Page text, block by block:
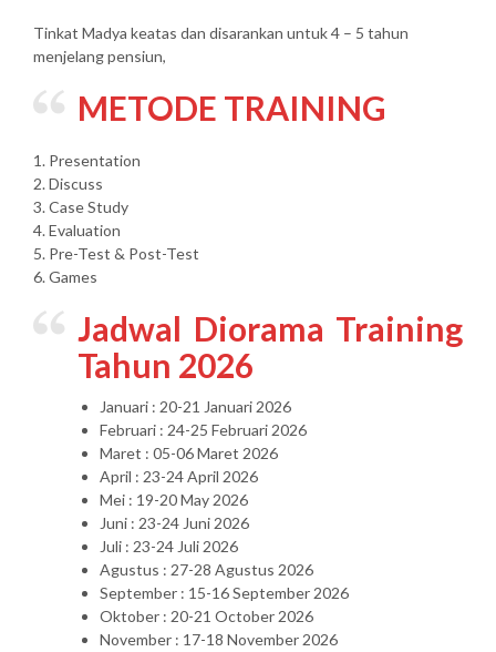
Tinkat Madya keatas dan disarankan untuk 4 – 5 tahun
menjelang pensiun,
METODE TRAINING
1. Presentation
2. Discuss
3. Case Study
4. Evaluation
5. Pre-Test & Post-Test
6. Games
Jadwal Diorama Training
Tahun 2026
Januari : 20-21 Januari 2026
Februari : 24-25 Februari 2026
Maret : 05-06 Maret 2026
April : 23-24 April 2026
Mei : 19-20 May 2026
Juni : 23-24 Juni 2026
Juli : 23-24 Juli 2026
Agustus : 27-28 Agustus 2026
September : 15-16 September 2026
Oktober : 20-21 October 2026
November : 17-18 November 2026